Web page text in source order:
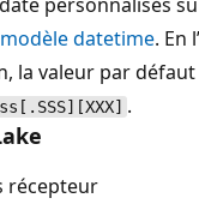
modèle datetime. En
la valeur par
.
récepteur